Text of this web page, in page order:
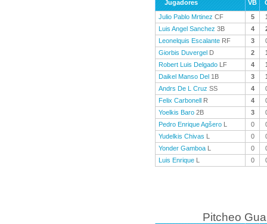
Jugadores VB
Julio Pablo Mrtinez CF 5
Luis Angel Sanchez 3B 4
Leonelquis Escalante RF 3
Giorbis Duvergel D 2
Robert Luis Delgado LF 4
Daikel Manso Del 1B 3
Andrs De L Cruz SS 4
Felix Carbonell R 4
Yoelkis Baro 2B 3
Pedro Enrique Agšero L 0
Yudelkis Chivas L 0
Yonder Gamboa L 0
Luis Enrique L 0
Pitcheo